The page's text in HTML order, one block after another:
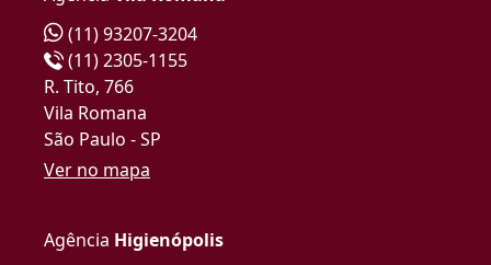
(11) 93207-3204
(11) 2305-1155
R. Tito, 766
Vila Romana
São Paulo - SP
Ver no mapa
Agência Higienópolis